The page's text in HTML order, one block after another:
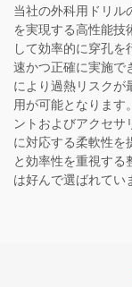
当社の外科用ドリル
を実現する高性能技
して効率的に穿孔
速かつ正確に実施で
により過熱リスクが
用が可能となります
ントおよびアクセサ
に対応する柔軟性を
と効率性を重視する
は好んで選ばれてい